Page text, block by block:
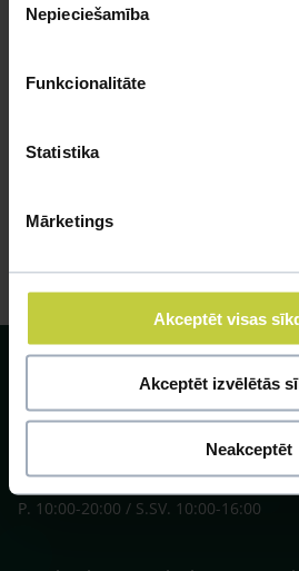
izvēle
Nepieciešamība
Funkcionalitāte
Statistika
Mārketings
Akceptēt visas
Akceptēt izvēlētās
Neakceptēt
SIA ZOO Centrs, LV40003622166,
Vienības gatve 109, Rīga, Latvija, LV-
P. 10:00-20:00 / S.SV. 10:00-16:00